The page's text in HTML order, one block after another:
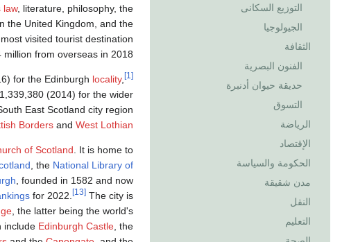
التوزيع السكانى
الجيولوجيا
الثقافة
الفنون البصرية
حديقة حيوان أدنبرة
التسوق
الرياضة
الإقتصاد
الحكومة والسياسة
مدن شقيقة
النقل
التعليم
law, literature, philosophy, the
the United Kingdom, and the
visited tourist destination
from overseas in 2018.
for the Edinburgh locality, [1]
(2014) for the wider
East Scotland city region
Borders and West Lothian
of Scotland . It is home to
, the National Library of
, founded in 1582 and now
for 2022. [13] The city is
, the latter being the world's
include Edinburgh Castle , the